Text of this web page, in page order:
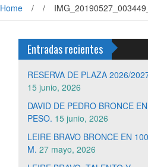
Home / /
Entradas recientes
RESERVA DE PLAZA 2026/
15 junio, 2026
DAVID DE PEDRO BRONCE EN
PESO. 15 junio, 2026
LEIRE BRAVO BRONCE EN 100
M. 27 mayo, 2026